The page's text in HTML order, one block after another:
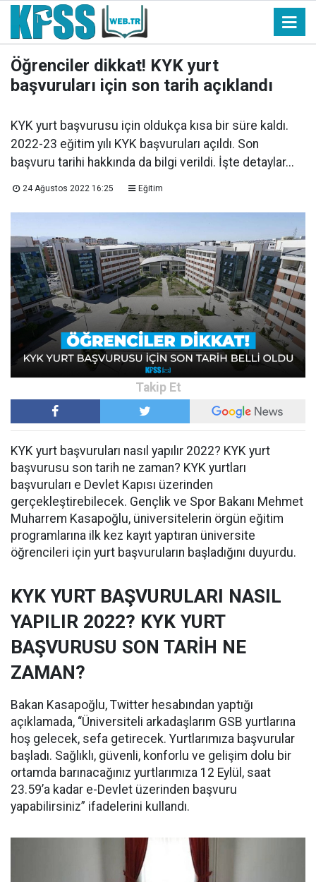
Öğrenciler dikkat! KYK yurt
başvuruları için son tarih açıklandı
KYK yurt başvurusu için oldukça kısa bir süre kaldı.
2022-23 eğitim yılı KYK başvuruları açıldı. Son
başvuru tarihi hakkında da bilgi verildi. İşte detaylar...
24 Ağustos 2022 16:25 Eğitim
KYK yurt başvuruları nasıl yapılır 2022? KYK yurt
başvurusu son tarih ne zaman? KYK yurtları
başvuruları e Devlet Kapısı üzerinden
gerçekleştirebilecek. Gençlik ve Spor Bakanı Mehmet
Muharrem Kasapoğlu, üniversitelerin örgün eğitim
programlarına ilk kez kayıt yaptıran üniversite
öğrencileri için yurt başvuruların başladığını duyurdu.
KYK YURT BAŞVURULARI NASIL
YAPILIR 2022? KYK YURT
BAŞVURUSU SON TARİH NE
ZAMAN?
Bakan Kasapoğlu, Twitter hesabından yaptığı
açıklamada, “Üniversiteli arkadaşlarım GSB yurtlarına
hoş gelecek, sefa getirecek. Yurtlarımıza başvurular
başladı. Sağlıklı, güvenli, konforlu ve gelişim dolu bir
ortamda barınacağınız yurtlarımıza 12 Eylül, saat
23.59’a kadar e-Devlet üzerinden başvuru
yapabilirsiniz” ifadelerini kullandı.